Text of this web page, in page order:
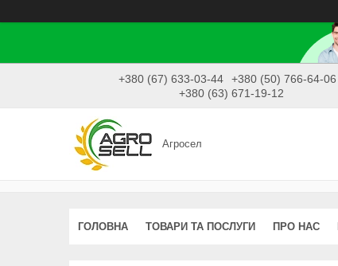
+380 (67) 633-03-44
+380 (50) 766-64-06
+380 (63) 671-19-12
Агросел
ГОЛОВНА ТОВАРИ ТА ПОСЛУГИ ПРО НАС